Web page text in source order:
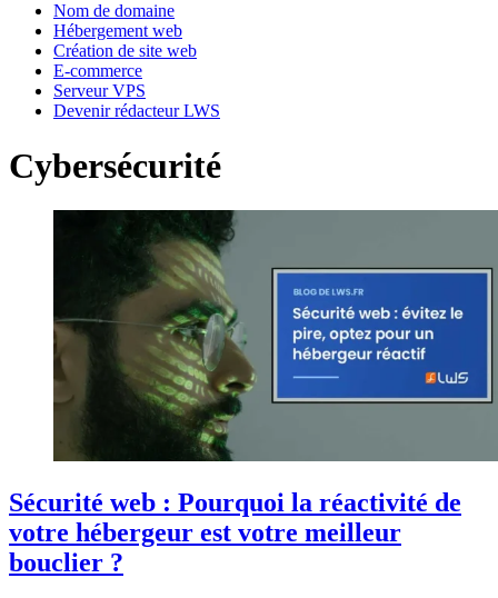
Nom de domaine
Hébergement web
Création de site web
E-commerce
Serveur VPS
Devenir rédacteur LWS
Cybersécurité
Sécurité web : Pourquoi la réactivité de
votre hébergeur est votre meilleur
bouclier ?